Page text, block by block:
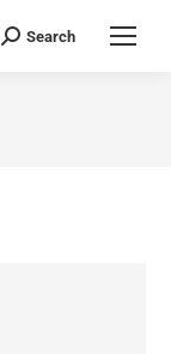
Search:
Search